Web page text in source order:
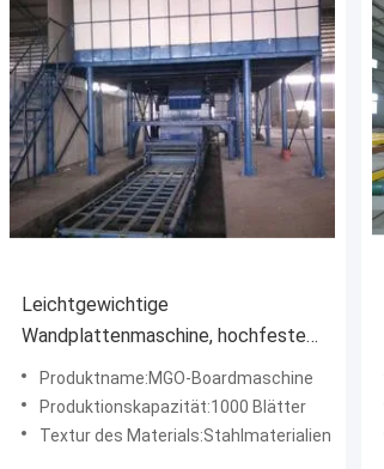
Leichtgewichtige
Wandplattenmaschine, hochfeste
MGO-Sandwichplattenmaschine
Produktname:MGO-Boardmaschine
Produktionskapazität:1000 Blätter
Textur des Materials:Stahlmaterialien